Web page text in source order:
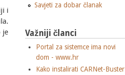
i
je
Savjeti za dobar članak
Važniji članci
Portal za sistemce ima novi
dom - www.hr
Kako instalirati CARNet-Buster